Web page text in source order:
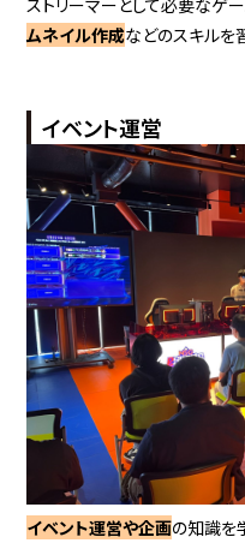
ムネイル作成などのスキルを
イベント運営
イベント運営や企画の知識を